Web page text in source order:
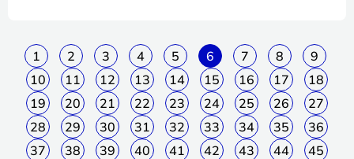
1 2 3 4 5 6 7 8
9
10
11 12 13 14 15 16 17
18
19
20 21 22 23 24 25 26
27
28
29 30 31 32 33 34 35
36
37
38 39 40 41 42 43 44
45